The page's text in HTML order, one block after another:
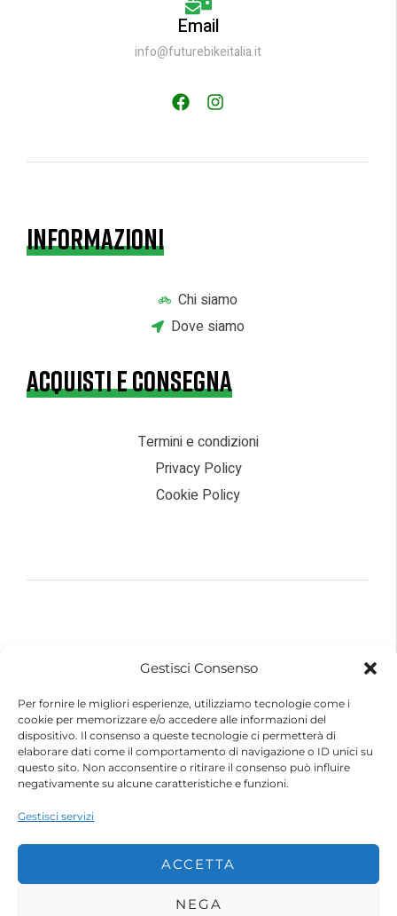
Gestisci Consenso
Per fornire le migliori esperienze, utilizziamo tecnologie come i
cookie per memorizzare e/o accedere alle informazioni del
dispositivo. Il consenso a queste tecnologie ci permetterà di
elaborare dati come il comportamento di navigazione o ID unici su
questo sito. Non acconsentire o ritirare il consenso può influire
negativamente su alcune caratteristiche e funzioni.
Gestisci servizi
ACCETTA
NEGA
Email
info@futurebikeitalia.it
INFORMAZIONI
Chi siamo
Dove siamo
ACQUISTI E CONSEGNA
Termini e condizioni
Privacy Policy
Cookie Policy
Sede Legale: Via Argine Polcevera, 16D Scala A
CAP 16161 Genova (GE)
Capitale Sociale € 600.000,00 (i.v.)
Registro Imprese di Genova
Codice Fiscale e Partita IVA – 10483110010
R.E.A. Genova n. 459084